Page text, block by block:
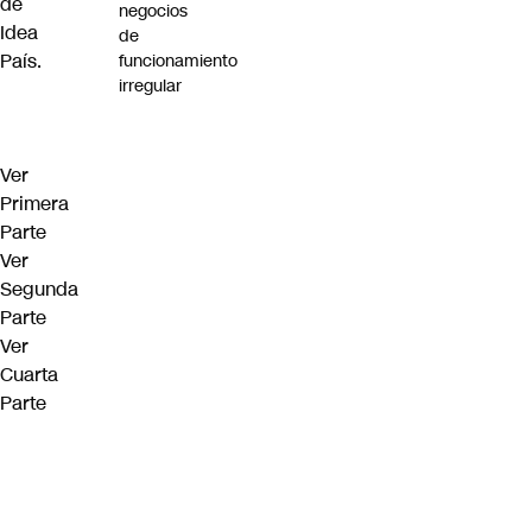
Idea
País.
Ver
Primera
Parte
Ver
Segunda
Parte
Ver
Cuarta
Parte
negocios
de
funcionamiento
irregular